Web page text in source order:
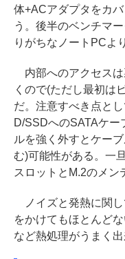
体+ACアダプタをカ
う。後半のベンチマ
りがちなノートPCよ
内部へのアクセスは
くので(ただし最初は
だ。注意すべき点と
D/SSDへのSATAケー
ルを強く外すとケー
む)可能性がある。一
スロットとM.2のメン
ノイズと発熱に関し
をかけてもほとんど
など熱処理がうまく出